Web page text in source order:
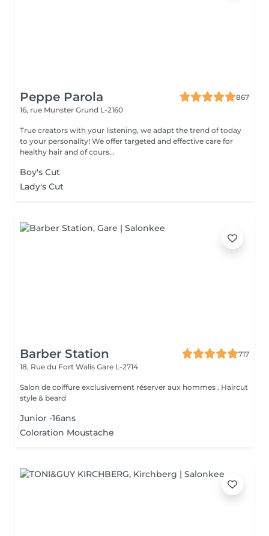
Peppe Parola
867
16, rue Munster Grund L-2160
True creators with your listening, we adapt the trend of today
to your personality! We offer targeted and effective care for
healthy hair and of cours...
Boy's Cut
Lady's Cut
Barber Station
717
18, Rue du Fort Walis Gare L-2714
Salon de coiffure exclusivement réserver aux hommes . Haircut
style & beard
Junior -16ans
Coloration Moustache